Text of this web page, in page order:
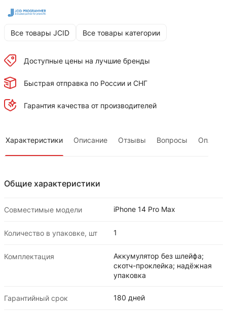
Все товары JCID Все товары категории
Доступные цены на лучшие бренды
Быстрая отправка по России и СНГ
Гарантия качества от производителей
Характеристики Описание Отзывы Вопросы Оплата
Общие характеристики
Совместимые модели iPhone 14 Pro Max
Количество в упаковке, шт 1
Комплектация
Аккумулятор без шлейфа;
скотч-проклейка; надёжная
упаковка
Гарантийный срок 180 дней